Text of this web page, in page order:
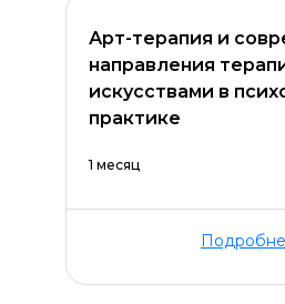
Арт-терапия и
направления
искусствами в
практике
1 месяц